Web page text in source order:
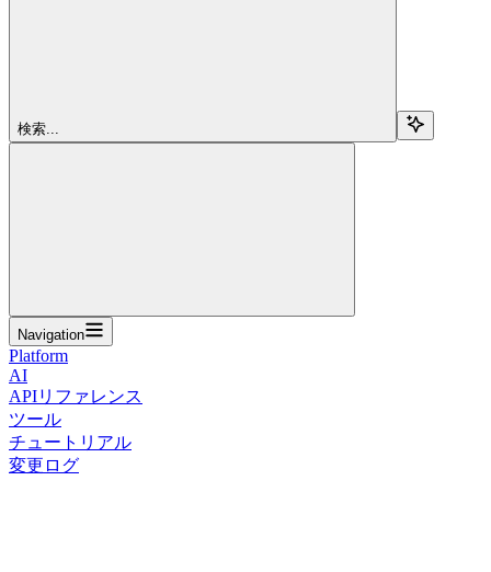
検索...
Navigation
Platform
AI
APIリファレンス
ツール
チュートリアル
変更ログ